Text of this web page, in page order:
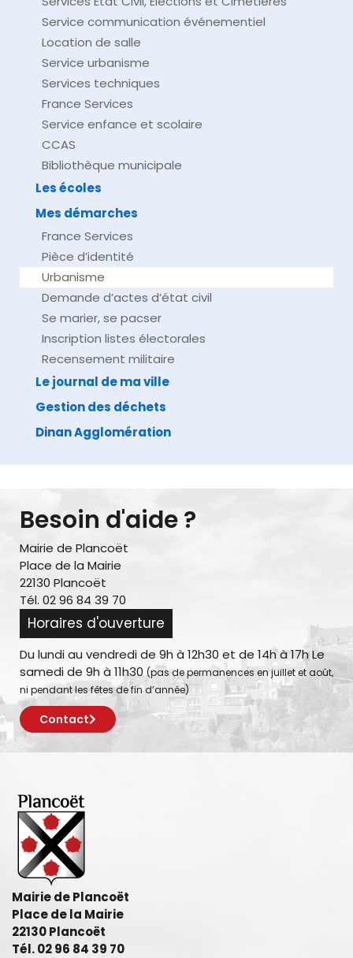
Service communication événementiel
Location de salle
Service urbanisme
Services techniques
France Services
Service enfance et scolaire
CCAS
Bibliothèque municipale
Les écoles
Mes démarches
France Services
Pièce d’identité
Urbanisme
Demande d’actes d’état civil
Se marier, se pacser
Inscription listes électorales
Recensement militaire
Le journal de ma ville
Gestion des déchets
Dinan Agglomération
Besoin d'aide ?
Mairie de Plancoët
Place de la Mairie
22130 Plancoët
Tél. 02 96 84 39 70
Horaires d'ouverture
Du lundi au vendredi de 9h à 12h30 et de 14h à 17h Le
samedi de 9h à 11h30 (pas de permanences en juillet et août,
ni pendant les fêtes de fin d’année)
Contact
Mairie de Plancoët
Place de la Mairie
22130 Plancoët
Tél. 02 96 84 39 70